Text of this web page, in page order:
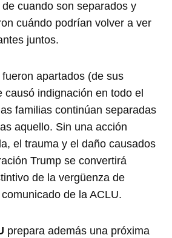
cuando son separados y
cuándo podrían volver a ver
juntos.
fueron apartados (de sus
causó indignación en todo el
familias continúan separadas
aquello. Sin una acción
el trauma y el daño causados
Trump se convertirá
de la vergüenza de
de la ACLU.
prepara además una próxima